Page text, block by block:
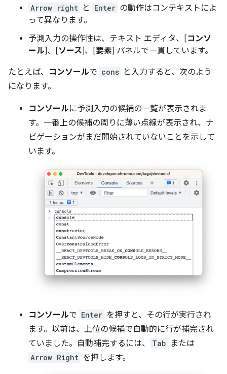
Arrow right と Enter の動作はコンテキストによ
って異なります。
予測入力の操作性は、テキスト エディタ、[コンソ
ール]、[ソース]、[要素] パネルで一貫しています。
たとえば、 コンソールで cons と入力すると、次のよう
になります。
コンソールに予測入力の候補の一覧が表示されま
す。一番上の候補の周りに薄い点線が表示され、ナ
ビゲーションがまだ開始されていないことを示して
います。
コンソールで Enter を押すと、その行が実行され
ます。以前は、上位の候補で自動的に行が補完され
ていました。自動補完するには、
Tab または
Arrow Right を押します。